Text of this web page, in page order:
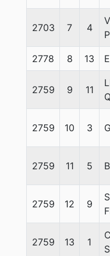
2703 7 4
2778 8 13
2759 9 11
2759 10 3
2759 11 5
2759 12 9
2759 13 1